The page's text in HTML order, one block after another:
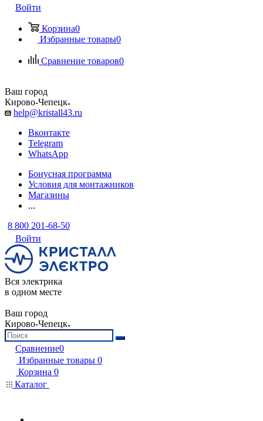
Войти
Корзина0
Избранные товары0
Сравнение товаров0
Ваш город
Кирово-Чепецк
help@kristall43.ru
Вконтакте
Telegram
WhatsApp
Бонусная программа
Условия для монтажников
Магазины
...
8 800 201-68-50
Войти
Вся электрика
в одном месте
Ваш город
Кирово-Чепецк
Сравнение0
Избранные товары 0
Корзина 0
Каталог